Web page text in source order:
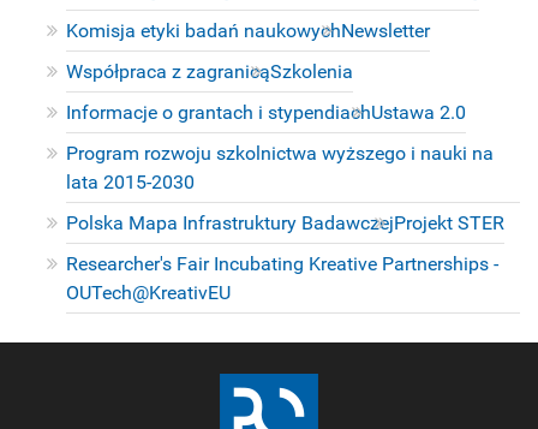
Komisja etyki badań naukowychNewsletter
Współpraca z zagranicąSzkolenia
Informacje o grantach i stypendiachUstawa 2.0
Program rozwoju szkolnictwa wyższego i nauki na
lata 2015-2030
Polska Mapa Infrastruktury BadawczejProjekt STER
Researcher's Fair Incubating Kreative Partnerships -
OUTech@KreativEU